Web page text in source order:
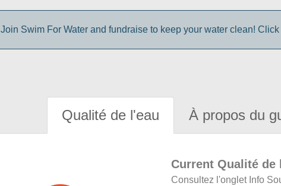
Join Swim For Water and fundraise to keep your water clean!
Qualité de l'eau À propos du
Current Qualité de
Consultez l'onglet Info